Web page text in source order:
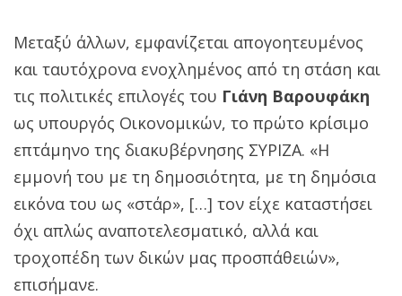
Μεταξύ άλλων, εμφανίζεται απογοητευμένος
και ταυτόχρονα ενοχλημένος από τη στάση και
τις πολιτικές επιλογές του Γιάνη Βαρουφάκη
ως υπουργός Οικονομικών, το πρώτο κρίσιμο
επτάμηνο της διακυβέρνησης ΣΥΡΙΖΑ. «Η
εμμονή του με τη δημοσιότητα, με τη δημόσια
εικόνα του ως «στάρ», […] τον είχε καταστήσει
όχι απλώς αναποτελεσματικό, αλλά και
τροχοπέδη των δικών μας προσπάθειών»,
επισήμανε.